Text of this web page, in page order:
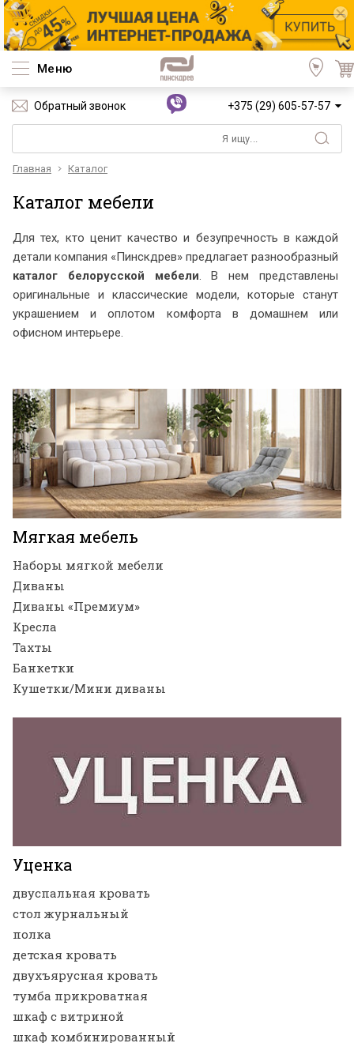
Меню
Обратный звонок +375 (29) 605-57-57
Главная Каталог
Каталог мебели
Для тех, кто ценит качество и безупречность в каждой
детали компания «Пинскдрев» предлагает разнообразный
каталог белорусской мебели. В нем представлены
оригинальные и классические модели, которые станут
украшением и оплотом комфорта в домашнем или
офисном интерьере.
Мягкая мебель
Наборы мягкой мебели
Диваны
Диваны «Премиум»
Кресла
Тахты
Банкетки
Кушетки/Мини диваны
Уценка
двуспальная кровать
стол журнальный
полка
детская кровать
двухъярусная кровать
тумба прикроватная
шкаф с витриной
шкаф комбинированный